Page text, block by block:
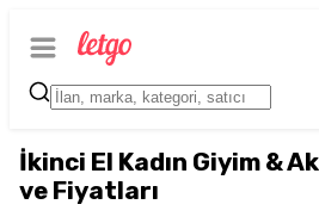
İkinci El Kadın Giyim &
ve Fiyatları